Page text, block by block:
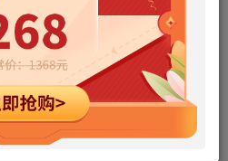
月」片尾曲).flac
所畏惧》片尾曲).flac